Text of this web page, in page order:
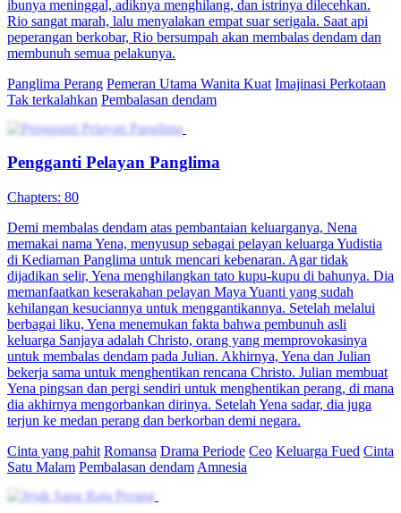
ibunya meninggal, adiknya menghilang, dan istrinya dilecehkan.
Rio sangat marah, lalu menyalakan empat suar serigala. Saat api
peperangan berkobar, Rio bersumpah akan membalas dendam dan
membunuh semua pelakunya.
Panglima Perang Pemeran Utama Wanita Kuat Imajinasi Perkotaan
Tak terkalahkan Pembalasan dendam
Pengganti Pelayan Panglima
Chapters: 80
Demi membalas dendam atas pembantaian keluarganya, Nena
memakai nama Yena, menyusup sebagai pelayan keluarga Yudistia
di Kediaman Panglima untuk mencari kebenaran. Agar tidak
dijadikan selir, Yena menghilangkan tato kupu-kupu di bahunya. Dia
memanfaatkan keserakahan pelayan Maya Yuanti yang sudah
kehilangan kesuciannya untuk menggantikannya. Setelah melalui
berbagai liku, Yena menemukan fakta bahwa pembunuh asli
keluarga Sanjaya adalah Christo, orang yang memprovokasinya
untuk membalas dendam pada Julian. Akhirnya, Yena dan Julian
bekerja sama untuk menghentikan rencana Christo. Julian membuat
Yena pingsan dan pergi sendiri untuk menghentikan perang, di mana
dia akhirnya mengorbankan dirinya. Setelah Yena sadar, dia juga
terjun ke medan perang dan berkorban demi negara.
Cinta yang pahit Romansa Drama Periode Ceo Keluarga Fued Cinta
Satu Malam Pembalasan dendam Amnesia